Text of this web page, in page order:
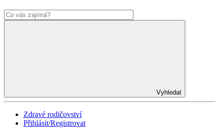
Vyhledat
Zdravé rodičovství
Přihlásit/Registrovat